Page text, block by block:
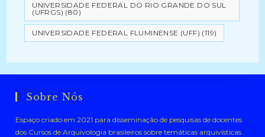
UNIVERSIDADE FEDERAL DO RIO GRANDE DO SUL
(UFRGS) (80)
UNIVERSIDADE FEDERAL FLUMINENSE (UFF) (119)
Sobre Nós
Espaço criado em 2021 para disseminação de pesquisas de docentes
dos Cursos de Arquivologia brasileiros sobre temáticas arquivísticas .